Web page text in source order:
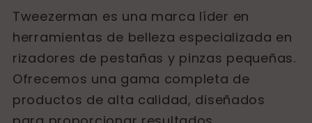
Tweezerman es una marca líder en
herramientas de belleza especializada en
rizadores de pestañas y pinzas pequeñas.
Ofrecemos una gama completa de
productos de alta calidad, diseñados